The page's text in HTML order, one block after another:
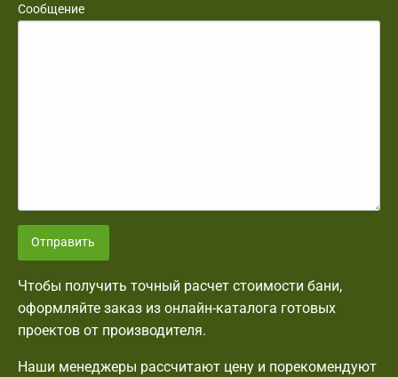
Сообщение
Отправить
Чтобы получить точный расчет стоимости бани,
оформляйте заказ из онлайн-каталога готовых
проектов от производителя.
Наши менеджеры рассчитают цену и порекомендуют